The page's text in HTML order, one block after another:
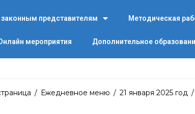
представителям Методическая
мероприятия Дополнительное
/ Ежедневное меню / 21 января 2025 год /